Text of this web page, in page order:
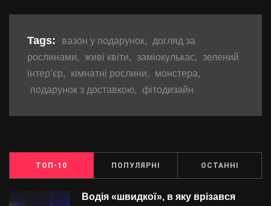
Tags: вазон у подарунок,
догляд за
рослинами, живі квіти, заміокулькас, зелений
інтер’єр, кімнатні рослини, монстера,
подарунок з доставкою, фітодизайн
ТОП-10 ПОПУЛЯРНІ ОСТАННІ
Водія «швидкої», в яку врізався